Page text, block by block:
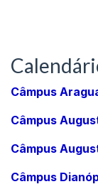
Câmpus
Câmpus
Câmpus
Câmpus